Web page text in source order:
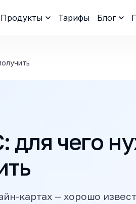
Продукты Тарифы Блог
для чего
картах — хорошо